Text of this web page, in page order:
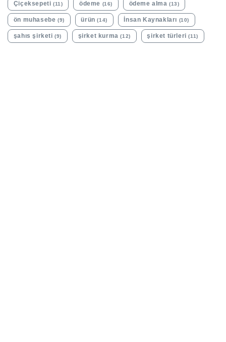
Çiçeksepeti (11) ödeme (16) ödeme alma (13)
ön muhasebe (9) ürün (14) İnsan Kaynakları (10)
şahıs şirketi (9) şirket kurma (12) şirket türleri (11)